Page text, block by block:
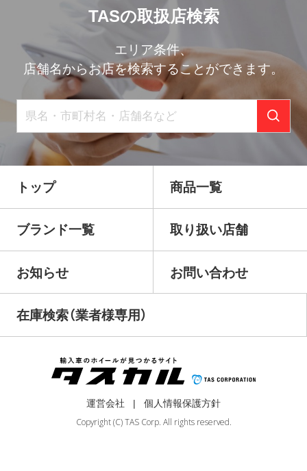
TASの取扱店検索
エリア条件、
店舗名からお店を検索することができます。
トップ 商品一覧
ブランド一覧 取り扱い店舗
お知らせ お問い合わせ
在庫検索（業者様専用）
運営会社
個人情報保護方針
Copyright (C) TAS Corp. All rights reserved.